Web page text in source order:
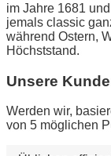
im Jahre 1681
jemals classic
während Ostern,
Höchststand.
Unsere
Werden wir,
von 5 möglichen